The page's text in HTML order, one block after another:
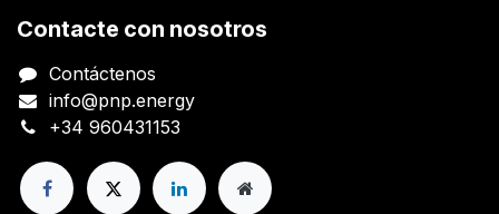
Contacte con nosotros
Contáctenos
info@pnp.energy
+34 960431153